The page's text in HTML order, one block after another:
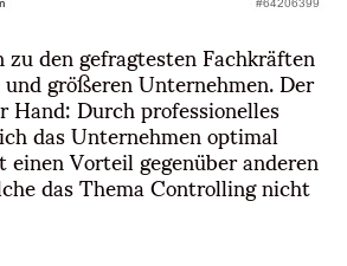
den gefragtesten Fachkräften
größeren Unternehmen. Der
Durch professionelles
das Unternehmen optimal
Vorteil gegenüber anderen
das Thema Controlling nicht